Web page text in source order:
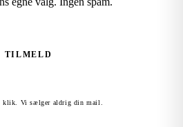
TILMELD
klik. Vi sælger aldrig din mail.